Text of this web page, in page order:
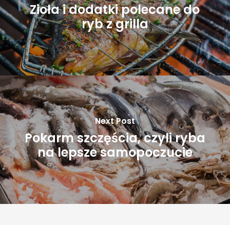
Zioła i dodatki polecane do
ryb z grilla
Next Post
Pokarm szczęścia, czyli ryba
na lepsze samopoczucie